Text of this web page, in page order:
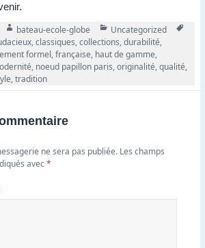
Auteur
bateau-ecole-globe Catégories
Uncategorized
,classiques,collections,durabilité,
formel,française, haut de gamme,
, noeud papillon paris,originalité,qualité,
,tradition
ne sera pas publiée. Les champs
avec*